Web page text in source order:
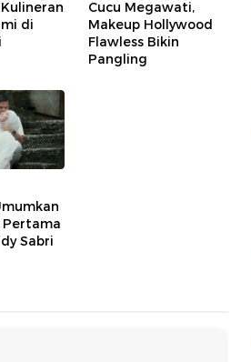
di
Cucu Megawati,
Makeup Hollywood
Flawless Bikin
Pangling
Pertama
Sabri